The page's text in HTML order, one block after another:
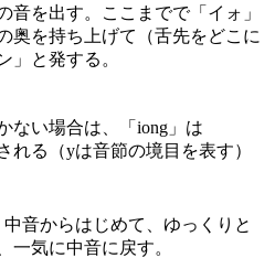
音を出す。ここまでで「イォ」
奥を持ち上げて（舌先をどこに
」と発する。
ない場合は、「iong」は
れる（yは音節の境目を表す）
中音からはじめて、ゆっくりと
一気に中音に戻す。